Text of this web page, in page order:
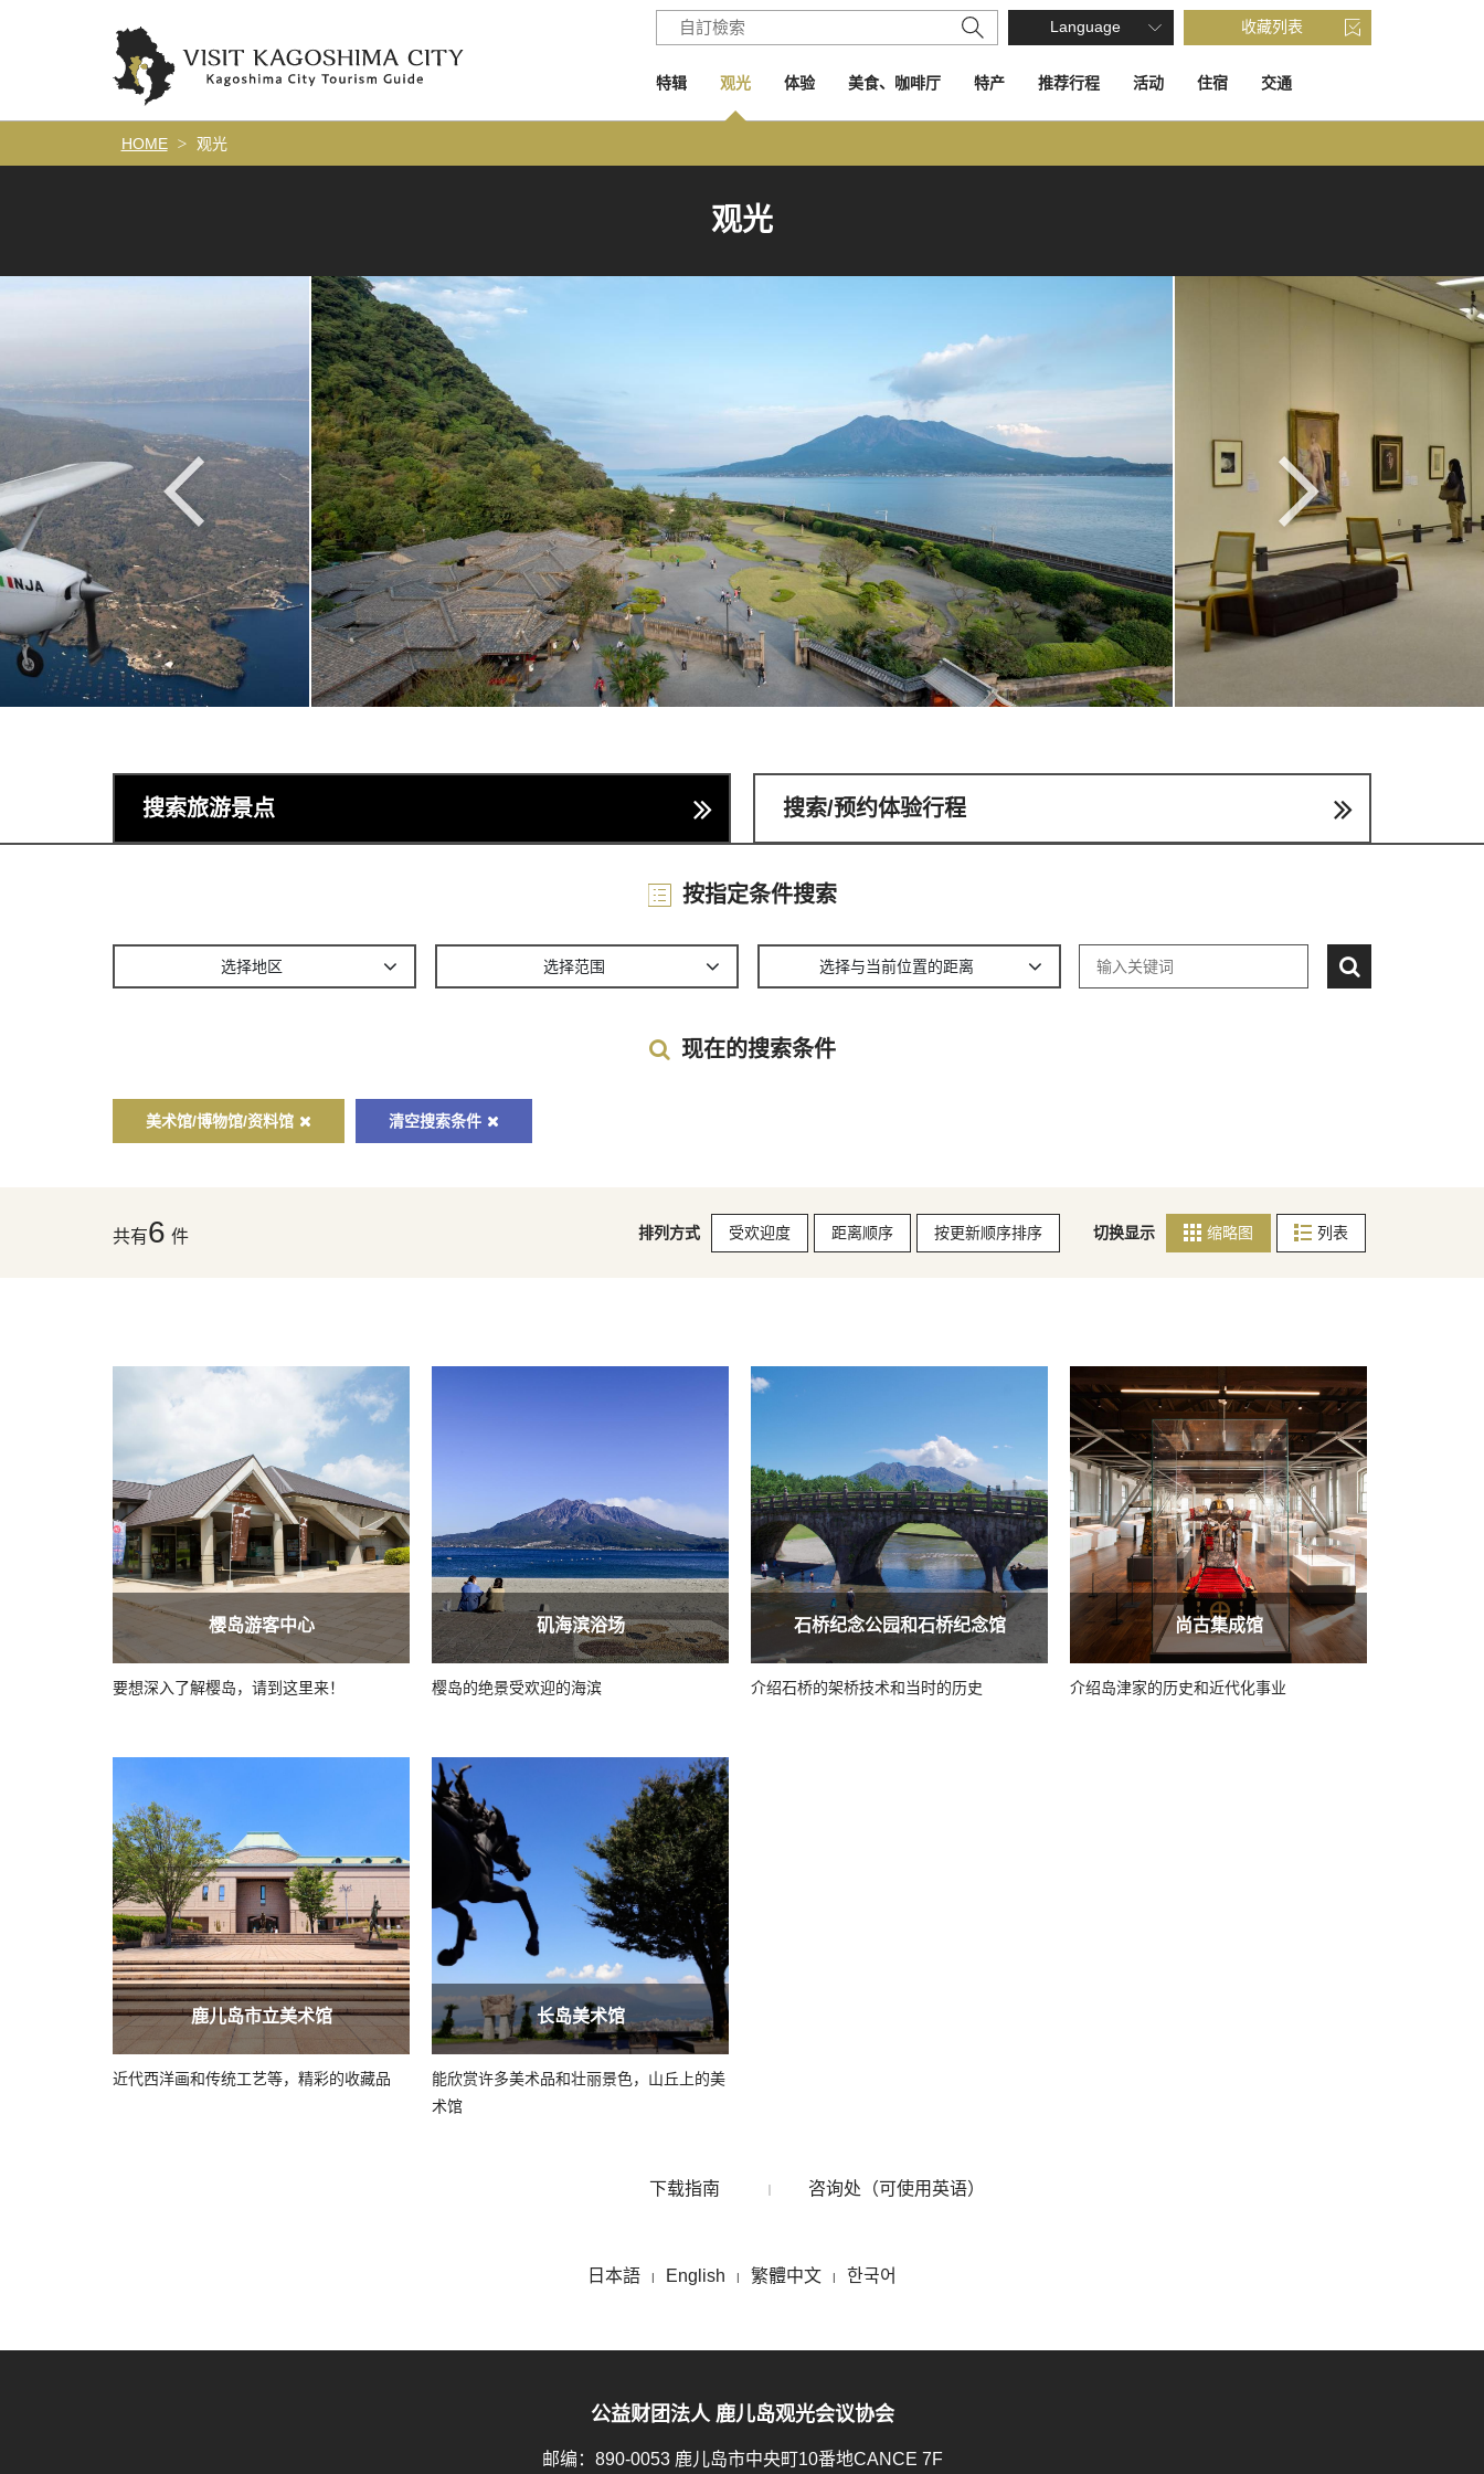
Language 收藏列表
特辑 观光 体验 美食、咖啡厅 特产 推荐行程 活动 住宿 交通
HOME 观光
观光
搜索旅游景点 搜索/预约体验行程
按指定条件搜索
选择地区 选择范围 选择与当前位置的距离
现在的搜索条件
美术馆/博物馆/资料馆 清空搜索条件
共有6 件 排列方式 受欢迎度 距离顺序 按更新顺序排序 切换显示 缩略图 列表
樱岛游客中心
要想深入了解樱岛，请到这里来！
矶海滨浴场
樱岛的绝景受欢迎的海滨
石桥纪念公园和石桥纪念馆
介绍石桥的架桥技术和当时的历史
尚古集成馆
介绍岛津家的历史和近代化事业
鹿儿岛市立美术馆
近代西洋画和传统工艺等，精彩的收藏品
长岛美术馆
能欣赏许多美术品和壮丽景色，山丘上的美
术馆
下载指南 咨询处（可使用英语）
日本語 English 繁體中文 한국어
公益财团法人 鹿儿岛观光会议协会
邮编：890-0053 鹿儿岛市中央町10番地CANCE 7F